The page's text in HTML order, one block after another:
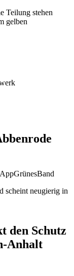
GrünesBand
den Schutz
Anhalt